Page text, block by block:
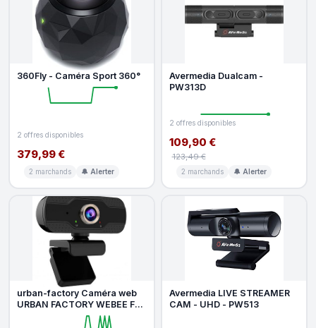
360Fly - Caméra Sport 360°
2 offres disponibles
379,99 €
2 marchands 🔔 Alerter
Avermedia Dualcam -
PW313D
2 offres disponibles
109,90 €
123,49 €
2 marchands 🔔 Alerter
urban-factory Caméra web
URBAN FACTORY WEBEE Full
HD 1080p USB 3.2
Avermedia LIVE STREAMER
CAM - UHD - PW513